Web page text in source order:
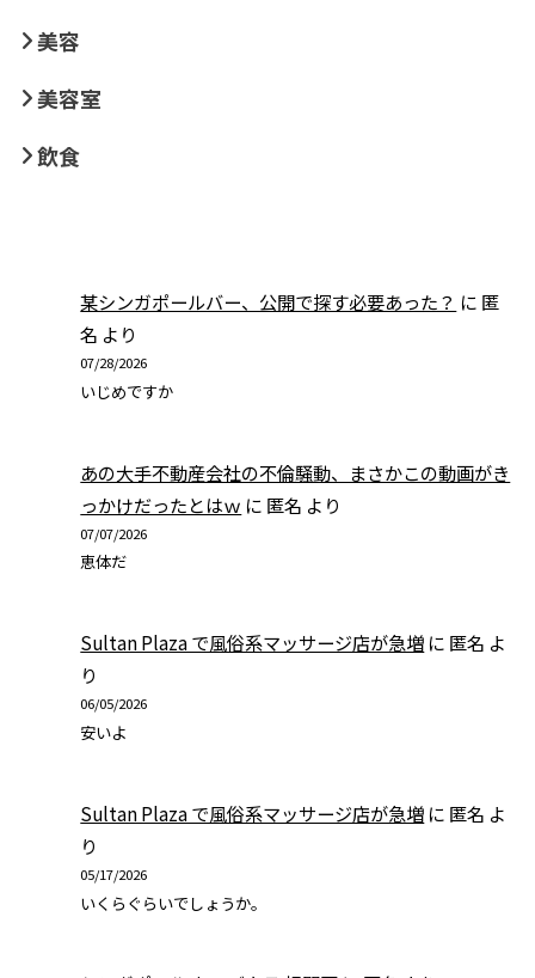
美容
美容室
飲食
某シンガポールバー、公開で探す必要あった？ に 匿
名 より
07/28/2026
いじめですか
あの大手不動産会社の不倫騒動、まさかこの動画がき
っかけだったとはｗ に 匿名 より
07/07/2026
恵体だ
Sultan Plaza で風俗系マッサージ店が急増 に 匿名 よ
り
06/05/2026
安いよ
Sultan Plaza で風俗系マッサージ店が急増 に 匿名 よ
り
05/17/2026
いくらぐらいでしょうか。